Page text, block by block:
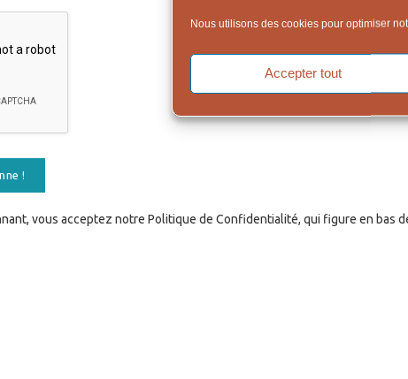
Nous utilisons des cookies pour optimiser
Accepter tout
vous acceptez notre Politique de Confidentialité, qui figure en bas